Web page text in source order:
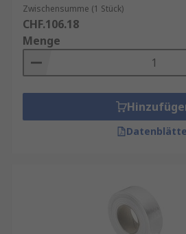
Zwischensumme (1 Stück)
CHF.106.18
Menge